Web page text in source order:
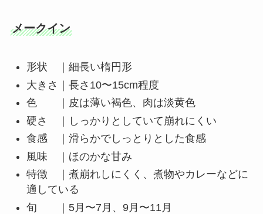
メークイン
形状 ｜細長い楕円形
大きさ｜長さ10〜15cm程度
色 ｜皮は薄い褐色、肉は淡黄色
硬さ ｜しっかりとしていて崩れにくい
食感 ｜滑らかでしっとりとした食感
風味 ｜ほのかな甘み
特徴 ｜煮崩れしにくく、煮物やカレーなどに
適している
旬 ｜5月〜7月、9月〜11月